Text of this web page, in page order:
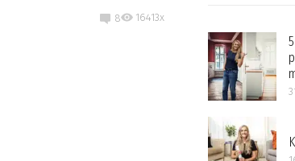
8 16413x